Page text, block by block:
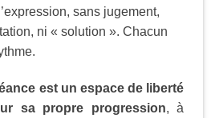
sans jugement,
ni « solution ». Chacun
est un espace de liberté
sa propre progression, à